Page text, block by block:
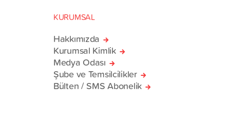
KURUMSAL
Hakkımızda
Kurumsal Kimlik
Medya Odası
Şube ve Temsilcilikler
Bülten / SMS Abonelik